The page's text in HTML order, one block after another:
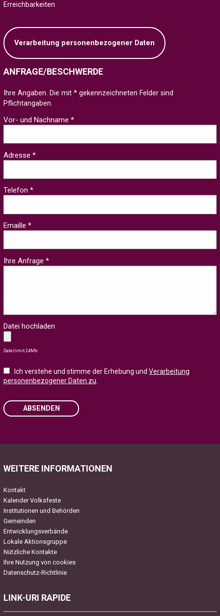
Erreichbarkeiten
Verarbeitung personenbezogener Daten
ANFRAGE/BESCHWERDE
Ihre Angaben. Die mit * gekennzeichneten Felder sind
Pflichtangaben.
Vor- und Nachname *
Adresse *
Telefon *
Emaille *
Ihre Anfrage *
Datei hochladen
Dateilimit 24Mb
Ich verstehe und stimme der Erhebung undVerarbeitung
personenbezogener Daten zu.
ABSENDEN
WEITERE INFORMATIONEN
Kontakt
Kalender Volksfeste
Institutionen und Behörden
Gemeinden
Entwicklungsverbände
Lokale Aktionsgruppe
Nützliche Kontakte
Ihre Nutzung von cookies
Datenschutz-Richtlinie
LINK-URI RAPIDE